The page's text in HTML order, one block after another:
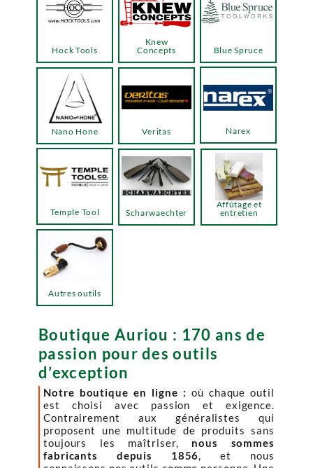
Boutique Auriou : 170 ans de
passion pour des outils
d’exception
Notre boutique en ligne : où chaque outil
est choisi avec passion et exigence.
Contrairement aux généralistes qui
proposent une multitude de produits sans
toujours les maîtriser, nous sommes
fabricants depuis 1856, et nous
Hock Tools
Knew
Concepts
Temple Tool
Blue Spruce
Narex
Veritas
Nano Hone
Autres outils
Scharwaechter
Affûtage et
entretien